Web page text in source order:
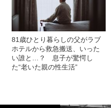
81歳ひとり暮らしの父がラブ
ホテルから救急搬送、いった
い誰と…？ 息子が驚愕し
た“老いた親の性生活”